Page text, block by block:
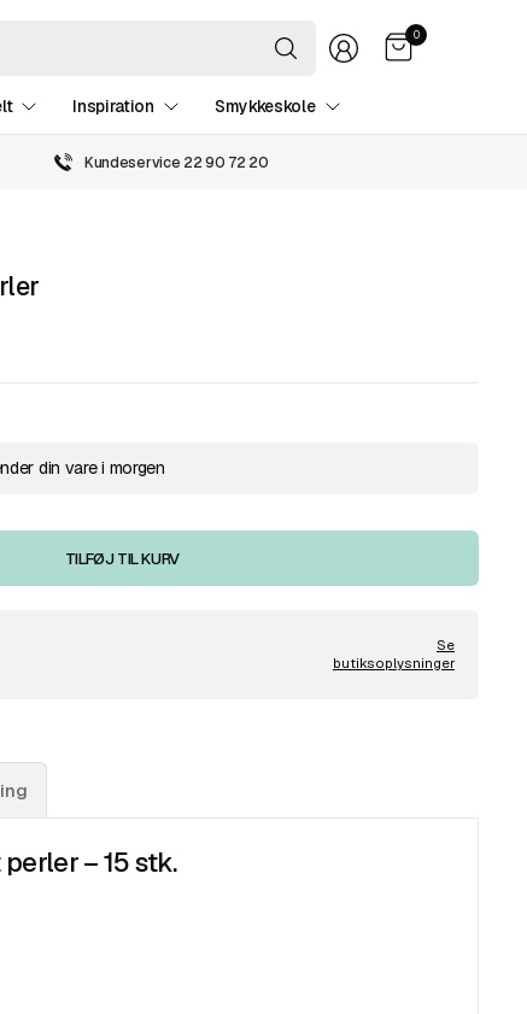
Søg
efter
som
0
Inspiration Smykkeskole
Kundeservice 22 90 72 20
din vare i morgen
TILFØJ TIL KURV
Se
butiksoplysninger
– 15 stk.